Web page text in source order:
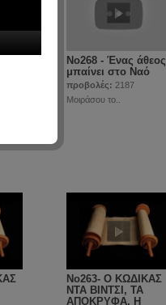
No268 - Ένας άθεος
μπαίνει στο Ναό
προβολές: 2187
Μοιράσου το..
No263- Ο ΚΩΔΙΚΑΣ
ΝΤΑ ΒΙΝΤΣΙ, ΤΑ
ΑΠΟΚΡΥΦΑ, Η